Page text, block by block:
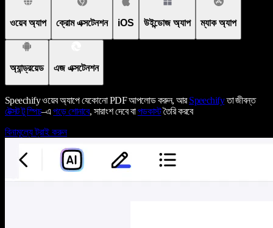
ওয়েব অ্যাপ ক্রোম এক্সটেনশন iOS উইন্ডোজ অ্যাপ ম্যাক অ্যাপ
অ্যান্ড্রয়েড এজ এক্সটেনশন
Speechify ওয়েব অ্যাপে যেকোনো PDF আপলোড করুন, আরSpeechifyতা জীবন্ত
টেক্সট টু স্পিচ–এপড়ে শোনাবে, সারাংশ দেবে বাপডকাস্টতৈরি করবে
বিনামূল্যে ট্রাই করুন